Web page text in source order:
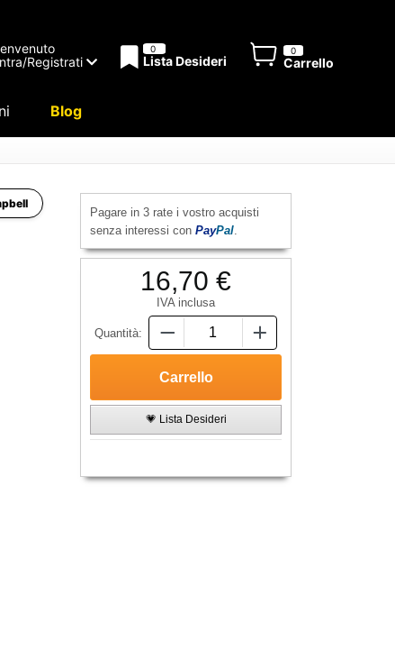
Registrati
0
Lista Desideri
0
Carrello
Blog
Pagare in 3 rate i vostro acquisti
senza interessi con PayPal.
16,70 €
IVA inclusa
Quantità:
💗 Lista Desideri